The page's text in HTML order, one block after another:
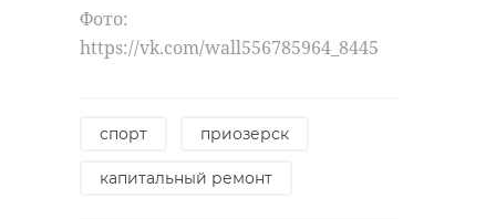
Фото:
https://vk.com/wall556785964_8445
спорт приозерск
капитальный ремонт